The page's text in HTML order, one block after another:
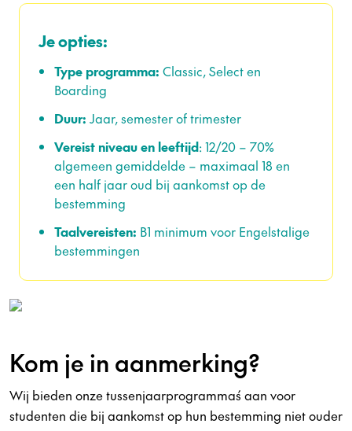
Je opties:
Type programma: Classic, Select en
Boarding
Duur: Jaar, semester of trimester
Vereist niveau en leeftijd: 12/20 – 70%
algemeen gemiddelde – maximaal 18 en
een half jaar oud bij aankomst op de
bestemming
Taalvereisten: B1 minimum voor Engelstalige
bestemmingen
Kom je in aanmerking?
Wij bieden onze tussenjaarprogramma´s aan voor
studenten die bij aankomst op hun bestemming niet ouder